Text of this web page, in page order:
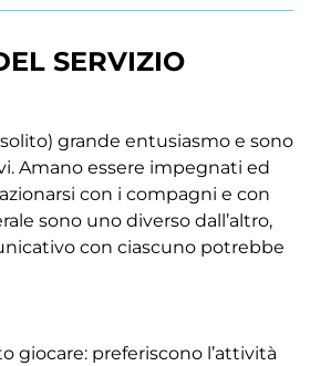
SERVIZIO
grande entusiasmo e sono
Amano essere impegnati ed
con i compagni e con
sono uno diverso dall’altro,
con ciascuno potrebbe
giocare: preferiscono l’attività